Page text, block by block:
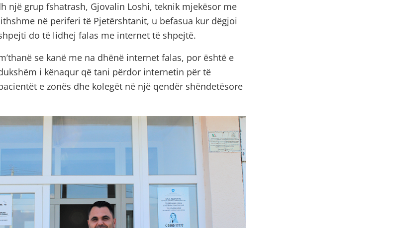
një grup fshatrash, Gjovalin Loshi, teknik mjekësor me
në periferi të Pjetërshtanit, u befasua kur dëgjoi
do të lidhej falas me internet të shpejtë.
se kanë me na dhënë internet falas, por është e
i kënaqur që tani përdor internetin për të
e zonës dhe kolegët në një qendër shëndetësore